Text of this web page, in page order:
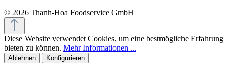
© 2026 Thanh-Hoa Foodservice GmbH
Diese Website verwendet Cookies, um eine bestmögliche Erfahrung
bieten zu können. Mehr Informationen ...
Ablehnen Konfigurieren